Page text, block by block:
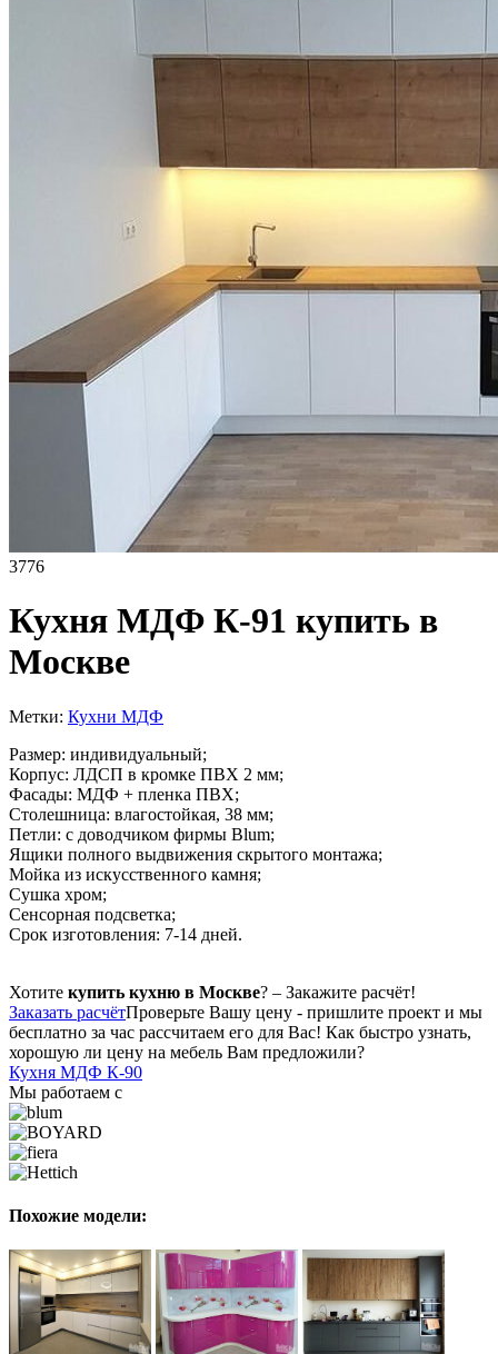
3776
Кухня МДФ К-91 купить в
Москве
Метки: Кухни МДФ
Размер: индивидуальный;
Корпус: ЛДСП в кромке ПВХ 2 мм;
Фасады: МДФ + пленка ПВХ;
Столешница: влагостойкая, 38 мм;
Петли: с доводчиком фирмы Blum;
Ящики полного выдвижения скрытого монтажа;
Мойка из искусственного камня;
Сушка хром;
Сенсорная подсветка;
Срок изготовления: 7-14 дней.
Хотите купить кухню в Москве? – Закажите расчёт!
Заказать расчётПроверьте Вашу цену - пришлите проект и мы
бесплатно за час рассчитаем его для Вас! Как быстро узнать,
хорошую ли цену на мебель Вам предложили?
Кухня МДФ К-90
Мы работаем с
Похожие модели: